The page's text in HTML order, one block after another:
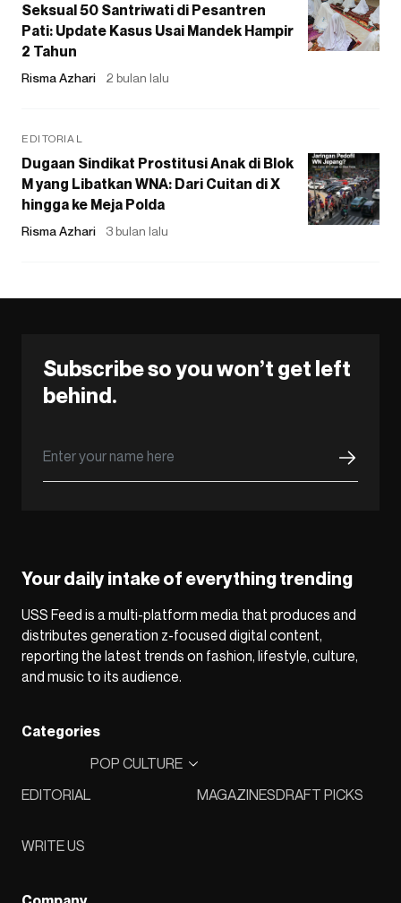
Seksual 50 Santriwati di Pesantren
Pati: Update Kasus Usai Mandek Hampir
2 Tahun
Risma Azhari 2 bulan lalu
EDITORIAL
Dugaan Sindikat Prostitusi Anak di Blok
M yang Libatkan WNA: Dari Cuitan di X
hingga ke Meja Polda
Risma Azhari 3 bulan lalu
Subscribe so you won’t get left
behind.
Your daily intake of everything trending
USS Feed is a multi-platform media that produces and
distributes generation z-focused digital content,
reporting the latest trends on fashion, lifestyle, culture,
and music to its audience.
Categories
EDITORIAL
POP CULTURE
MAGAZINESDRAFT PICKS
WRITE US